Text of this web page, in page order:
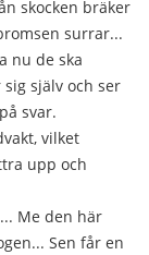
skocken bräker
surrar...
nu de ska
själv och ser
svar.
vilket
upp och
Me den här
Sen får en